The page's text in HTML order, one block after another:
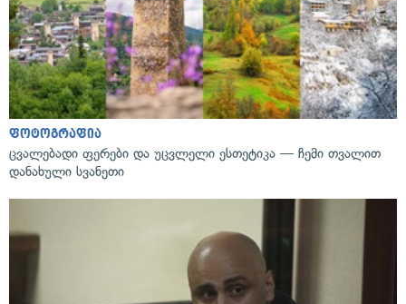
ფოტოგრაფია
ცვალებადი ფერები და უცვლელი ესთეტიკა — ჩემი თვალით
დანახული სვანეთი